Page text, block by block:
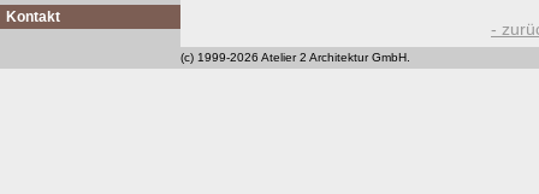
Kontakt
-
(c) 1999-2026 Atelier 2 Architektur GmbH.